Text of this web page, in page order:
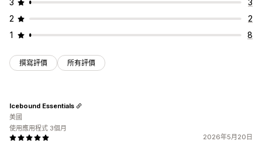
3
3
2
2
1
8
撰寫評價 所有評價
2026年5月20日
Icebound Essentials
美國
使用應用程式 3個月